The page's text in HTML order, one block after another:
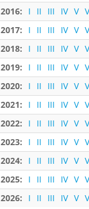
2016:
I II III IV V
2017:
I II III IV V
2018:
I II III IV V
2019:
I II III IV V
2020:
I II III IV V
2021:
I II III IV V
2022:
I II III IV V
2023:
I II III IV V
2024:
I II III IV V
2025:
I II III IV V
2026:
I II III IV V